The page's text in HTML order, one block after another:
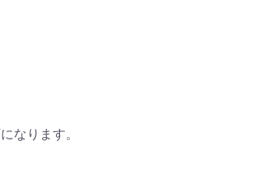
なります。